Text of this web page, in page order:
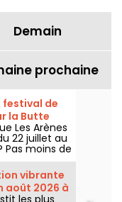
Demain
prochaine
festival de
la Butte
Les Arènes
22 juillet au
Pas moins de
Arènes de
écouter
vibrante
août 2026 à
les plus